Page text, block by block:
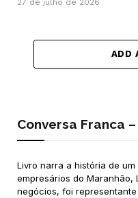
27 de julho de 2026
ADD
Conversa Franca
Livro narra a história de
empresários do Maranhão,
negócios, foi